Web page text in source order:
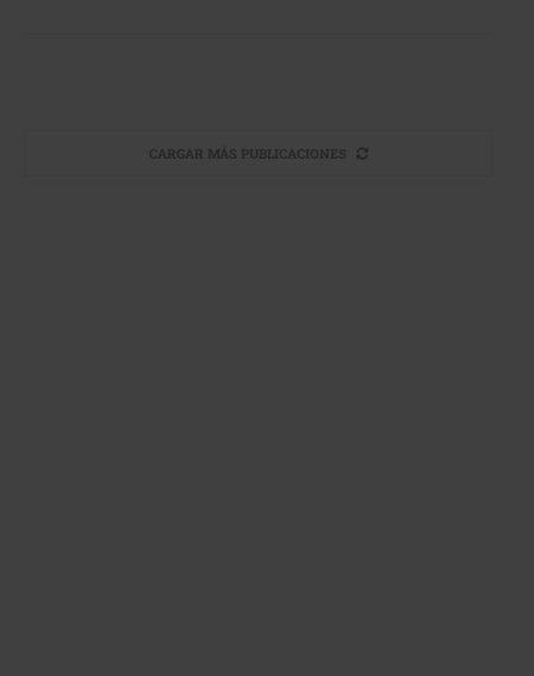
CARGAR MÁS PUBLICACIONES